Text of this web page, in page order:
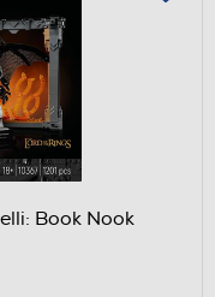
Book Nook